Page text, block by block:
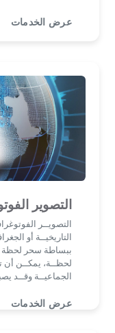
عرض الخدمات
التصوير
التصويــر
التاريخيــة أو
ببساطة سحر لحظة
لحظــة، يمكــن أن
الجماعيــة وقــد
عرض الخدمات